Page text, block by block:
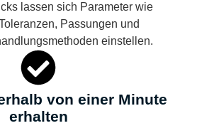
lassen sich Parameter wie
Passungen und
einstellen.
von einer Minute
erhalten